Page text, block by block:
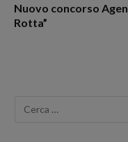
Nuovo concorso
Rotta”